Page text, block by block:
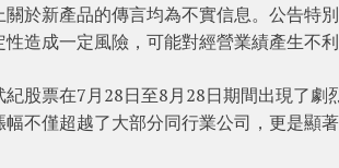
關於新產品的傳言均為不實信息。公告特
性造成一定風險，可能對經營業績產生不利
紀股票在7月28日至8月28日期間出現了劇
幅不僅超越了大部分同行業公司，更是顯